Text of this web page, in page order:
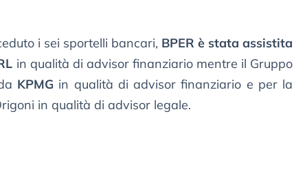
i sei sportelli bancari, BPER è stata assistita
in qualità di advisor finanziario mentre il Gruppo
KPMG in qualità di advisor finanziario e per la
in qualità di advisor legale.